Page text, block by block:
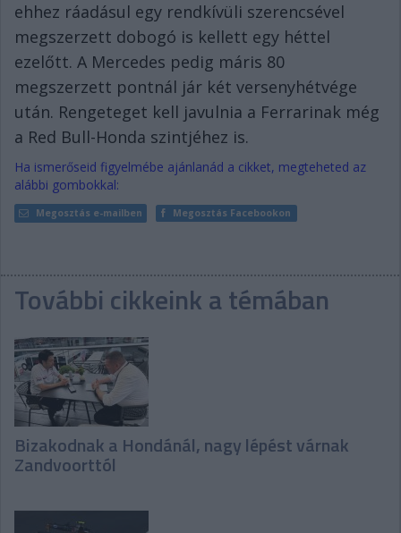
ehhez ráadásul egy rendkívüli szerencsével
megszerzett dobogó is kellett egy héttel
ezelőtt. A Mercedes pedig máris 80
megszerzett pontnál jár két versenyhétvége
után. Rengeteget kell javulnia a Ferrarinak még
a Red Bull-Honda szintjéhez is.
Ha ismerőseid figyelmébe ajánlanád a cikket, megteheted az
alábbi gombokkal:
Megosztás e-mailben Megosztás Facebookon
További cikkeink a témában
Bizakodnak a Hondánál, nagy lépést várnak
Zandvoorttól